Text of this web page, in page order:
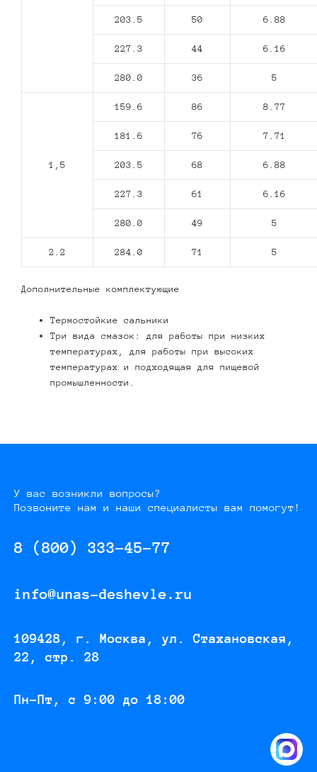
203.5 50 6.88
227.3 44 6.16
280.0 36 5
1,5
159.6 86 8.77
181.6 76 7.71
203.5 68 6.88
227.3 61 6.16
280.0 49 5
2.2 284.0 71 5
Дополнительные комплектующие
Термостойкие сальники
Три вида смазок: для работы при низких
температурах, для работы при высоких
температурах и подходящая для пищевой
промышленности.
У вас возникли вопросы?
Позвоните нам и наши специалисты вам помогут!
8 (800) 333-45-77
info@unas-deshevle.ru
109428, г. Москва, ул. Стахановская,
22, стр. 28
Пн-Пт, с 9:00 до 18:00